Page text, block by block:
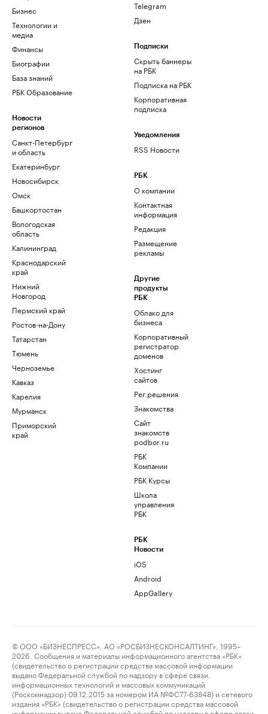
Бизнес
Технологии и
медиа
Финансы
Биографии
База знаний
РБК Образование
Новости
регионов
Санкт-Петербург
и область
Екатеринбург
Новосибирск
Омск
Башкортостан
Вологодская
область
Калининград
Краснодарский
край
Нижний
Новгород
Пермский край
Ростов-на-Дону
Татарстан
Тюмень
Черноземье
Кавказ
Карелия
Мурманск
Приморский
край
Telegram
Дзен
Подписки
Скрыть баннеры
на РБК
Подписка на РБК
Корпоративная
подписка
Уведомления
RSS Новости
РБК
О компании
Контактная
информация
Редакция
Размещение
рекламы
Другие
продукты
РБК
Облако для
бизнеса
Корпоративный
регистратор
доменов
Хостинг
сайтов
Рег.решения
Знакомства
Сайт
знакомств
podbor.ru
РБК
Компании
РБК Курсы
Школа
управления
РБК
РБК
Новости
iOS
Android
AppGallery
© ООО «БИЗНЕСПРЕСС», АО «РОСБИЗНЕСКОНСАЛТИНГ», 1995–
2026. Сообщения и материалы информационного агентства «РБК»
(свидетельство о регистрации средства массовой информации
выдано Федеральной службой по надзору в сфере связи,
информационных технологий и массовых коммуникаций
(Роскомнадзор) 09.12.2015 за номером ИА №ФС77-63848) и сетевого
издания «РБК» (свидетельство о регистрации средства массовой